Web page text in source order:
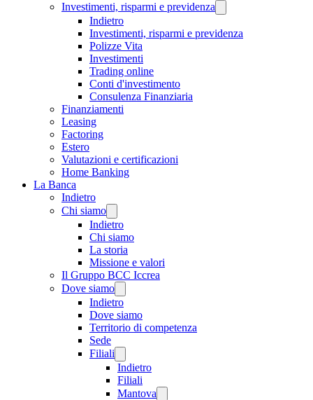
Investimenti, risparmi e previdenza
Indietro
Investimenti, risparmi e previdenza
Polizze Vita
Investimenti
Trading online
Conti d'investimento
Consulenza Finanziaria
Finanziamenti
Leasing
Factoring
Estero
Valutazioni e certificazioni
Home Banking
La Banca
Indietro
Chi siamo
Indietro
Chi siamo
La storia
Missione e valori
Il Gruppo BCC Iccrea
Dove siamo
Indietro
Dove siamo
Territorio di competenza
Sede
Filiali
Indietro
Filiali
Mantova